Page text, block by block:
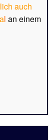
auch
l an einem